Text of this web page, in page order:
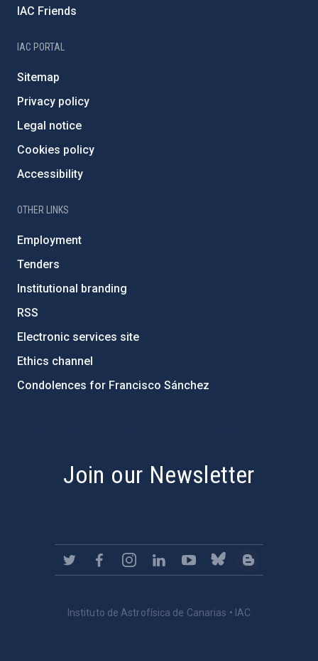
IAC Friends
IAC PORTAL
Sitemap
Privacy policy
Legal notice
Cookies policy
Accessibility
OTHER LINKS
Employment
Tenders
Institutional branding
RSS
Electronic services site
Ethics channel
Condolences for Francisco Sánchez
Join our Newsletter
Instituto de Astrofísica de Canarias • IAC